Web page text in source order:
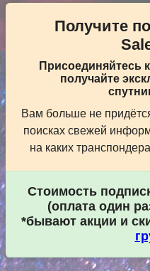
Получите
Присоединяйтесь
получайте
Вам больше не
поисках свежей
на каких
Стоимость
(оплата один
*бывают акции и